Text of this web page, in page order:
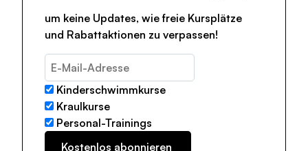
um keine Updates, wie freie Kursplätze
und Rabattaktionen zu verpassen!
Kinderschwimmkurse
Kraulkurse
Personal-Trainings